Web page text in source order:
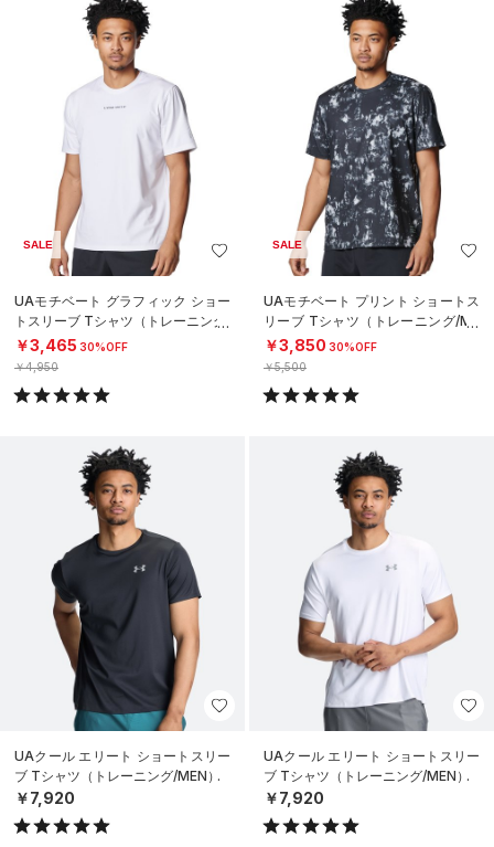
SALE
UAモチベート グラフィック ショー
トスリーブ Tシャツ（トレーニング/
MEN）
￥3,465 30%OFF
￥4,950
SALE
UAモチベート プリント ショートス
リーブ Tシャツ（トレーニング/ME
N）
￥3,850 30%OFF
￥5,500
UAクール エリート ショートスリー
ブ Tシャツ（トレーニング/MEN）
￥7,920
UAクール エリート ショートスリー
ブ Tシャツ（トレーニング/MEN）
￥7,920